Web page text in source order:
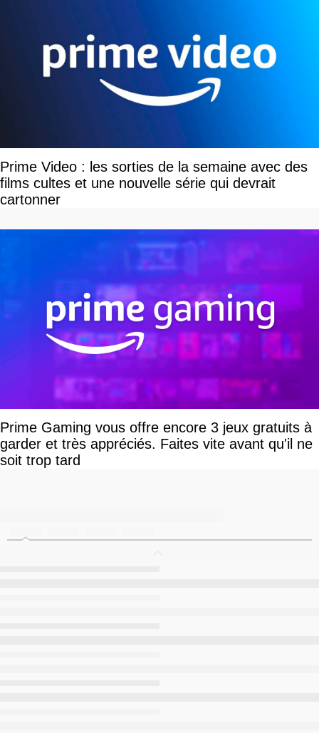
Prime Video : les sorties de la semaine avec des
films cultes et une nouvelle série qui devrait
cartonner
Prime Gaming vous offre encore 3 jeux gratuits à
garder et très appréciés. Faites vite avant qu'il ne
soit trop tard